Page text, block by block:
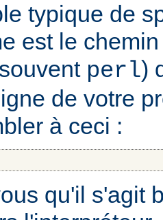
typique de
est le
perl)
de votre
à ceci :
qu'il s'agit